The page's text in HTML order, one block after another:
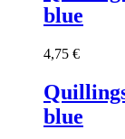
blue
4,75 €
blue